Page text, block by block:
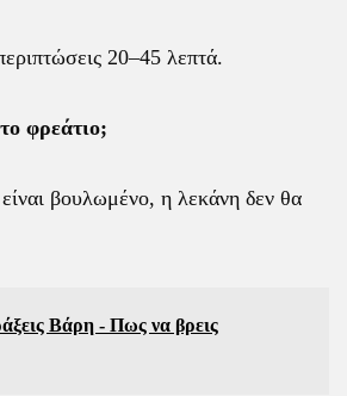
20–45 λεπτά.
φρεάτιο;
βουλωμένο, η λεκάνη δεν θα
Βάρη - Πως να βρεις